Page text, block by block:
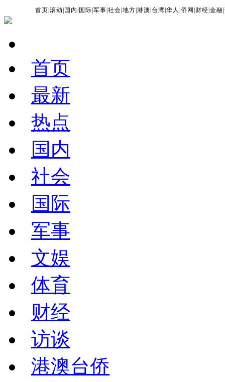
首页 |滚动 国内 国际 |军事 |社会 |地方 |港澳 台湾 |华人 |侨网 财经 |金融 |
首页
最新
热点
国内
社会
国际
军事
文娱
体育
财经
访谈
港澳台侨